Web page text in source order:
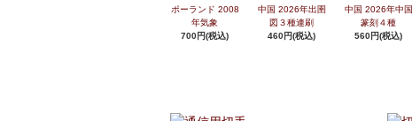
ポーランド 2008
年気象
700円(税込)
中国 2026年出圉
図３種連刷
460円(税込)
中国 2026年中国
篆刻４種
560円(税込)